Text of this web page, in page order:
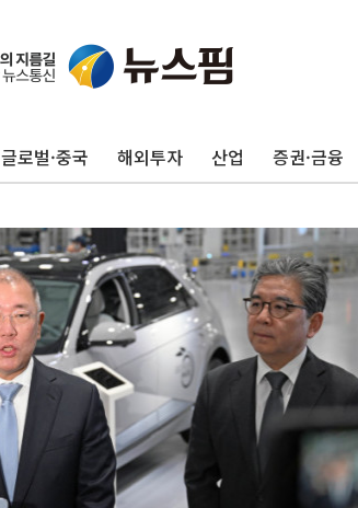
글로벌·중국 해외투자 산업 증권·금융